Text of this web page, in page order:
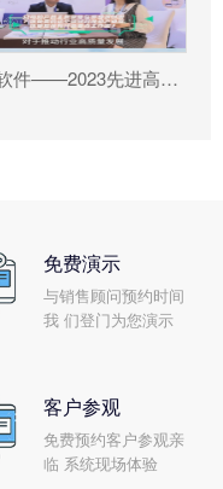
顺景软件——2023先进高分子材料产业高质量发展大会暨工程塑料产业创新大会
免费演示
与销售顾问预约时间
我 们登门为您演示
客户参观
免费预约客户参观亲
临 系统现场体验